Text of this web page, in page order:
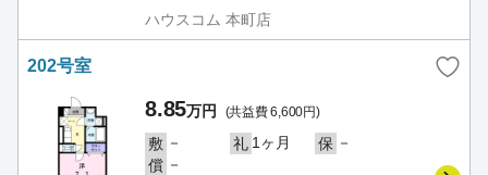
ハウスコム 本町店
202号室
8.85万円 (共益費 6,600円)
敷 － 礼 1ヶ月 保 －
償 －